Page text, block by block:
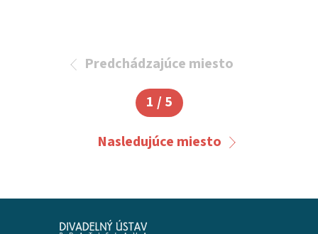
1 / 5
Predchádzajúce miesto
Nasledujúce miesto